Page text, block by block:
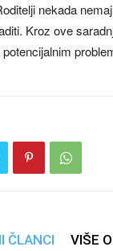
nekada
Kroz ove
ČLANCI VIŠE